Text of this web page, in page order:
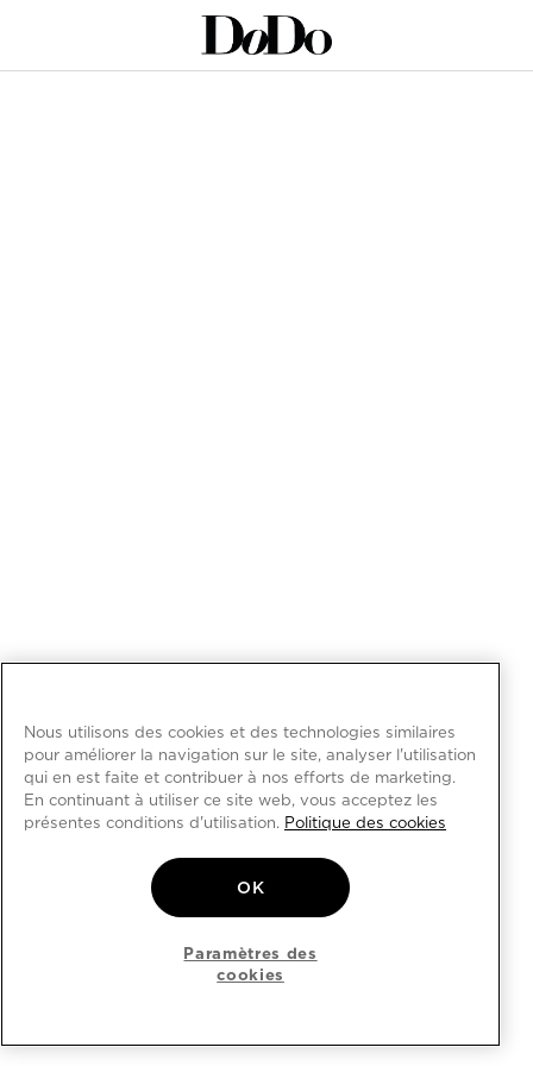
Nous utilisons des cookies et des technologies similaires
pour améliorer la navigation sur le site, analyser l'utilisation
qui en est faite et contribuer à nos efforts de marketing.
En continuant à utiliser ce site web, vous acceptez les
présentes conditions d'utilisation. Politique des cookies
OK
Paramètres des
cookies